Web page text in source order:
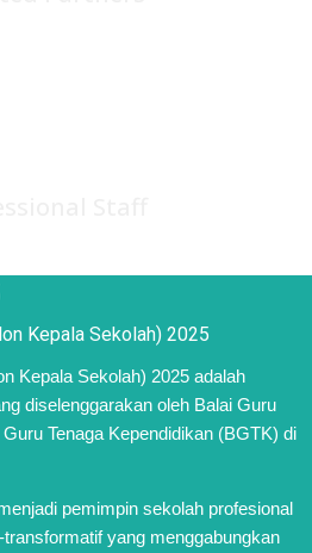
Kepala Sekolah) 2025
Kepala Sekolah) 2025 adalah
diselenggarakan oleh Balai Guru
Tenaga Kependidikan (BGTK) di
pemimpin sekolah profesional
yang menggabungkan